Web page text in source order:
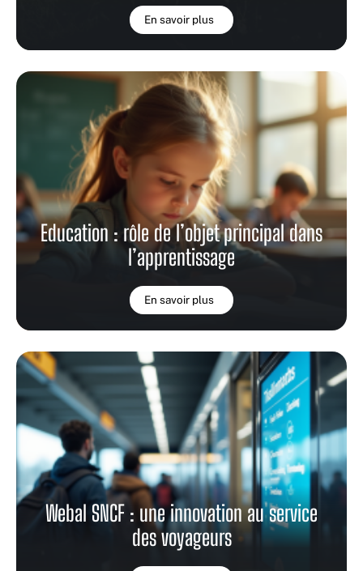
En savoir plus
Education : rôle de l’objet principal dans
l’apprentissage
En savoir plus
Webal SNCF : une innovation au service
des voyageurs